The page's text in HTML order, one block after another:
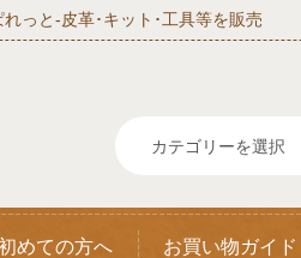
っと‐皮革･キット･工具等を販売
めての方へ お買い物ガイド